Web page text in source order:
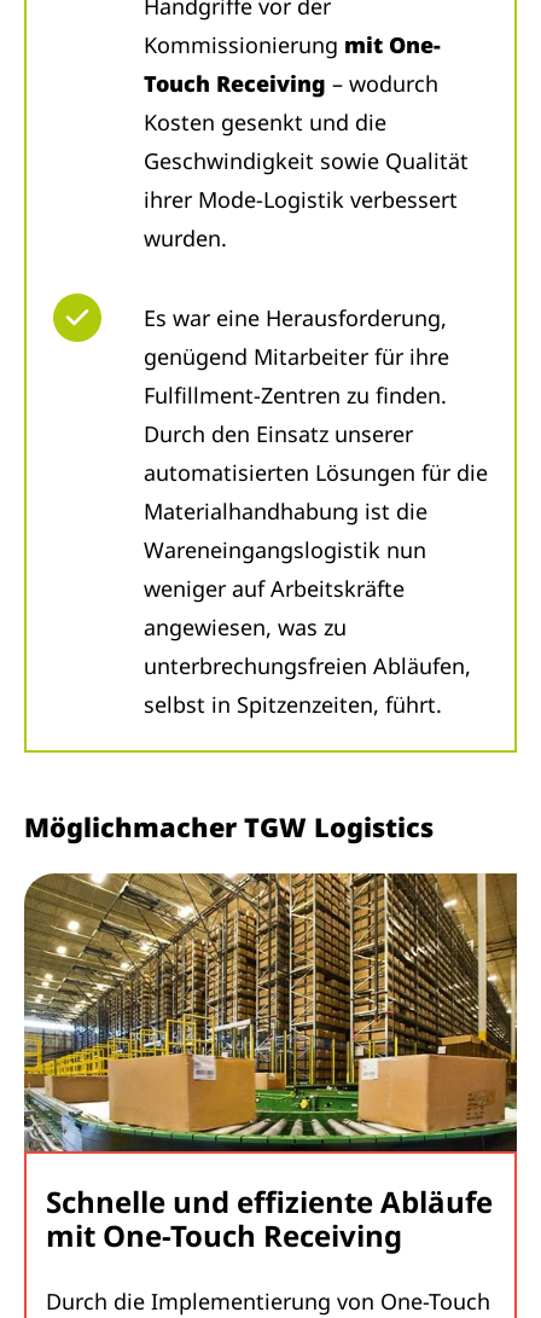
Handgriffe vor der
Kommissionierung mit One-
Touch Receiving – wodurch
Kosten gesenkt und die
Geschwindigkeit sowie Qualität
ihrer Mode-Logistik verbessert
wurden.
Es war eine Herausforderung,
genügend Mitarbeiter für ihre
Fulfillment-Zentren zu finden.
Durch den Einsatz unserer
automatisierten Lösungen für die
Materialhandhabung ist die
Wareneingangslogistik nun
weniger auf Arbeitskräfte
angewiesen, was zu
unterbrechungsfreien Abläufen,
selbst in Spitzenzeiten, führt.
Möglichmacher TGW Logistics
Schnelle und effiziente Abläufe
mit One-Touch Receiving
Durch die Implementierung von One-Touch